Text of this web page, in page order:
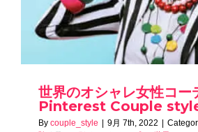
世界のオシャレ女性コー
Pinterest Couple
By couple_style 9月 7th, 2022